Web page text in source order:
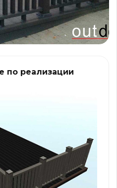
по реализации